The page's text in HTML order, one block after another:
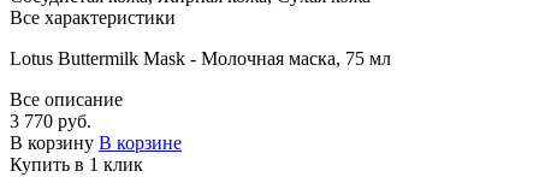
Все характеристики
Lotus Buttermilk Mask - Молочная маска, 75 мл
Все описание
3 770 руб.
В корзину В корзине
Купить в 1 клик